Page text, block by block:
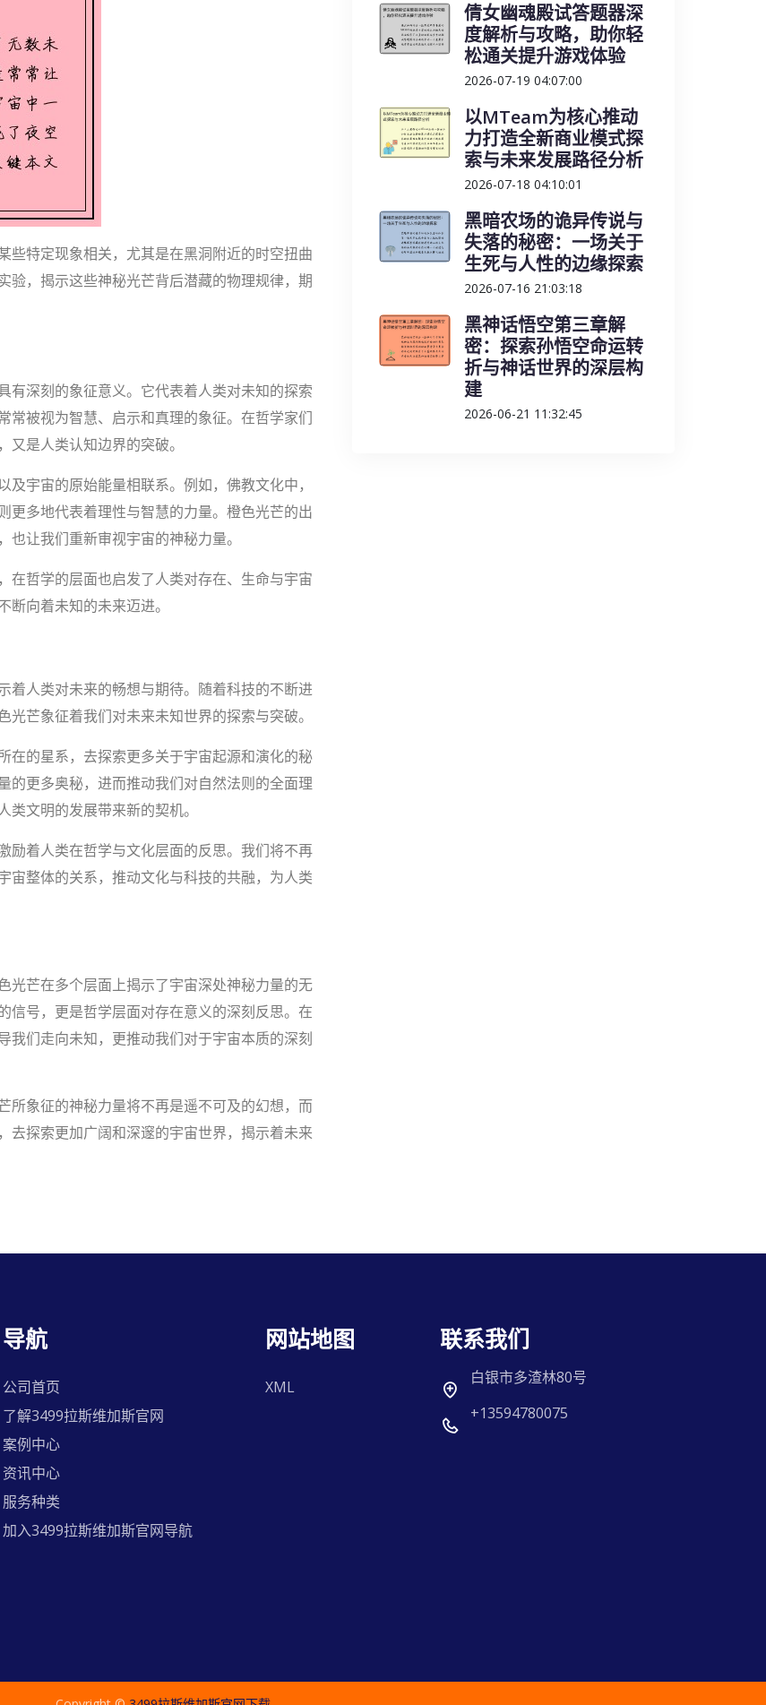
些特定现象相关，尤其是在黑洞附近的时空扭曲
验，揭示这些神秘光芒背后潜藏的物理规律，期
有深刻的象征意义。它代表着人类对未知的探索
常被视为智慧、启示和真理的象征。在哲学家们
是人类认知边界的突破。
宇宙的原始能量相联系。例如，佛教文化中，
更多地代表着理性与智慧的力量。橙色光芒的出
让我们重新审视宇宙的神秘力量。
在哲学的层面也启发了人类对存在、生命与宇宙
向着未知的未来迈进。
着人类对未来的畅想与期待。随着科技的不断进
芒象征着我们对未来未知世界的探索与突破。
在的星系，去探索更多关于宇宙起源和演化的秘
的更多奥秘，进而推动我们对自然法则的全面理
文明的发展带来新的契机。
励着人类在哲学与文化层面的反思。我们将不再
宙整体的关系，推动文化与科技的共融，为人类
光芒在多个层面上揭示了宇宙深处神秘力量的无
信号，更是哲学层面对存在意义的深刻反思。在
我们走向未知，更推动我们对于宇宙本质的深刻
所象征的神秘力量将不再是遥不可及的幻想，而
去探索更加广阔和深邃的宇宙世界，揭示着未来
倩女幽魂殿试答题器深
度解析与攻略，助你轻
松通关提升游戏体验
2026-07-19 04:07:00
以MTeam为核心推动
力打造全新商业模式探
索与未来发展路径分析
2026-07-18 04:10:01
黑暗农场的诡异传说与
失落的秘密：一场关于
生死与人性的边缘探索
2026-07-16 21:03:18
黑神话悟空第三章解
密：探索孙悟空命运转
折与神话世界的深层构
建
2026-06-21 11:32:45
导航
公司首页
了解3499拉斯维加斯官网
案例中心
资讯中心
服务种类
加入3499拉斯维加斯官网导航
网站地图
XML
联系我们
白银市多渣林80号
+13594780075